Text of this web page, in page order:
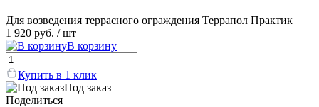
Для возведения террасного ограждения Террапол Практик
1 920 руб. / шт
В корзину
Купить в 1 клик
Под заказ
Поделиться